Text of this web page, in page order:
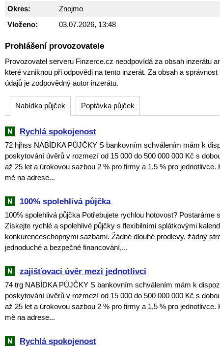
Okres:
Znojmo
Vloženo:
03.07.2026, 13:48
Prohlášení provozovatele
Provozovatel serveru Finzerce.cz neodpovídá za obsah inzerátu
které vzniknou při odpovědi na tento inzerát. Za obsah a
údajů je zodpovědný autor inzerátu.
Nabídka půjček Poptávka půjček
Rychlá spokojenost
72 hjhss NABÍDKA PŮJČKY S bankovním schválením mám k
poskytování úvěrů v rozmezí od 15 000 do 500 000 000 Kč s
až 25 let a úrokovou sazbou 2 % pro firmy a 1,5 % pro jednotlivce.
mě na adrese...
100% spolehlivá půjčka
100% spolehlivá půjčka Potřebujete rychlou hotovost? Postaráme
Získejte rychlé a spolehlivé půjčky s flexibilními splátkovými
konkurenceschopnými sazbami. Žádné dlouhé prodlevy, žádný
jednoduché a bezpečné financování,...
zajišťovací úvěr mezi jednotlivci
74 trg NABÍDKA PŮJČKY S bankovním schválením mám k
poskytování úvěrů v rozmezí od 15 000 do 500 000 000 Kč s
až 25 let a úrokovou sazbou 2 % pro firmy a 1,5 % pro jednotlivce.
mě na adrese...
Rychlá spokojenost